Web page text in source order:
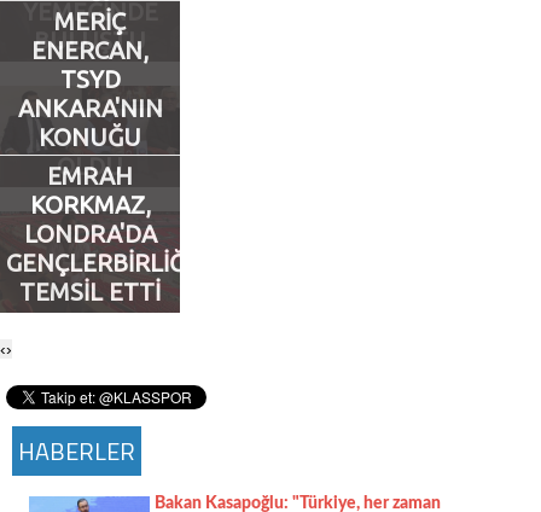
Hentbol
Bisiklet
Diğer Sporlar
Sosyal Medya
Facebook
Twitter
Google Plus
Instagram
Hakkımızda
YEMEĞİNDE
BULUŞTU
MERİÇ
ENERCAN,
TSYD
ANKARA'NIN
KONUĞU
OLDU
EMRAH
KORKMAZ,
LONDRA'DA
GENÇLERBİRLİĞİ'Nİ
TEMSİL ETTİ
‹›
HABERLER
Bakan Kasapoğlu: "Türkiye, her zaman